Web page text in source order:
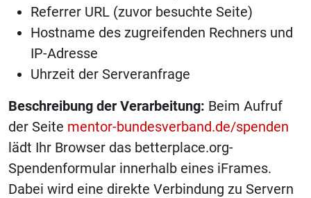
Referrer URL (zuvor besuchte Seite)
Hostname des zugreifenden Rechners und
IP-Adresse
Uhrzeit der Serveranfrage
Beschreibung der Verarbeitung: Beim Aufruf
der Seite mentor-bundesverband.de/spenden
lädt Ihr Browser das betterplace.org-
Spendenformular innerhalb eines iFrames.
Dabei wird eine direkte Verbindung zu Servern